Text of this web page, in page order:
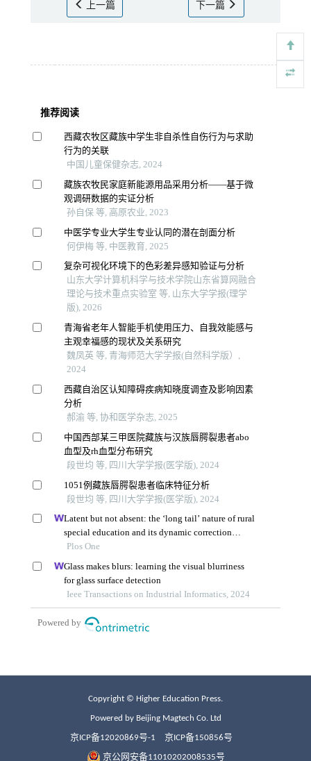
上一篇 下一篇
Copyright © Higher Education Press.
Powered by Beijing Magtech Co. Ltd
京ICP备12020869号-1 京ICP备150856号
京公网安备11010202008535号